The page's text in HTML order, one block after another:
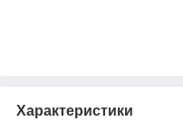
Характеристики